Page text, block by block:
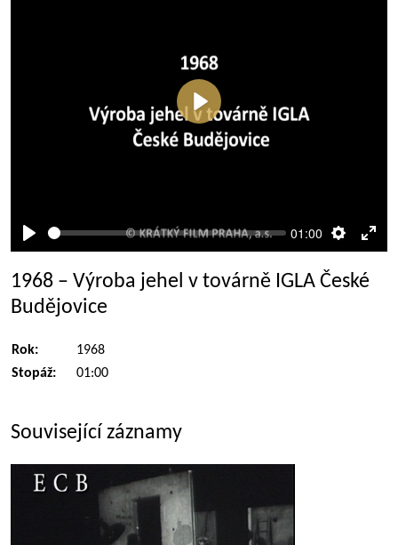
Přehrát
01:00
Přehrát
1968 – Výroba jehel v továrně IGLA České
Budějovice
Rok:
1968
Stopáž:
01:00
Související záznamy